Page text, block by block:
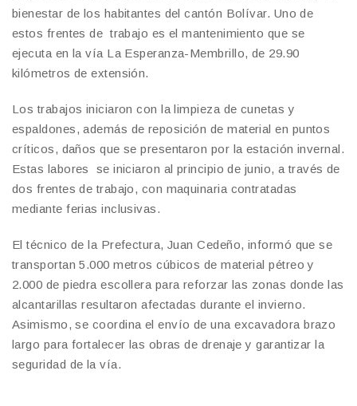
bienestar de los habitantes del cantón Bolívar. Uno de
estos frentes de trabajo es el mantenimiento que se
ejecuta en la vía La Esperanza-Membrillo, de 29.90
kilómetros de extensión.
Los trabajos iniciaron con la limpieza de cunetas y
espaldones, además de reposición de material en puntos
críticos, daños que se presentaron por la estación invernal.
Estas labores se iniciaron al principio de junio, a través de
dos frentes de trabajo, con maquinaria contratadas
mediante ferias inclusivas.
El técnico de la Prefectura, Juan Cedeño, informó que se
transportan 5.000 metros cúbicos de material pétreo y
2.000 de piedra escollera para reforzar las zonas donde las
alcantarillas resultaron afectadas durante el invierno.
Asimismo, se coordina el envío de una excavadora brazo
largo para fortalecer las obras de drenaje y garantizar la
seguridad de la vía.